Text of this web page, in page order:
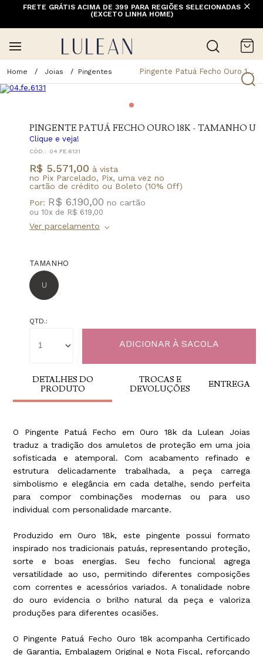
FRETE GRÁTIS ACIMA DE 399 PARA REGIÕES SELECIONADAS
(EXCETO LINHA HOME)
Joias Pingentes Pingente Patuá Fecho Ouro 18k - Tamanho U
PINGENTE PATUÁ FECHO OURO 18K - TAMANHO U
Clique e veja!
CÓD.: 04.FE.6131
R$ 5.571,00 à vista
no Pix Parcelado, Pix, uma vez no
cartão de crédito ou Boleto (10% Off)
Por: R$ 6.190,00
ou 10x de R$ 619,00
TAMANHO
U
QTD.:
DETALHES DO
PRODUTO
TROCAS E
DEVOLUÇÕES
ENTREGA
O Pingente Patuá Fecho em Ouro 18k da Lulean Joias
traduz a tradição dos amuletos de proteção em uma joia
sofisticada e atemporal. Com acabamento refinado e
estrutura delicadamente trabalhada, a peça carrega
simbolismo e elegância em cada detalhe, sendo perfeita
para compor combinações modernas ou para uso
individual com personalidade marcante.
Produzido em Ouro 18k, este pingente possui formato
inspirado nos tradicionais patuás, representando proteção,
sorte e boas energias. Seu fecho funcional agrega
versatilidade ao uso, permitindo diferentes composições
com correntes e acessórios variados. A tonalidade nobre
do ouro evidencia o brilho natural da peça e valoriza
produções para diferentes ocasiões.
O Pingente Patuá Fecho Ouro 18k acompanha Certificado
de Garantia, Embalagem Original e Nota Fiscal, reforçando